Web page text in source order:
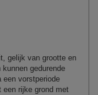
gelijk van grootte en
gedurende
een vorstperiode
een rijke grond met